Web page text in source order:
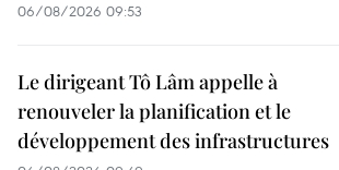
06/08/2026 09:53
Le dirigeant Tô Lâm appelle à
renouveler la planification et le
développement des infrastructures